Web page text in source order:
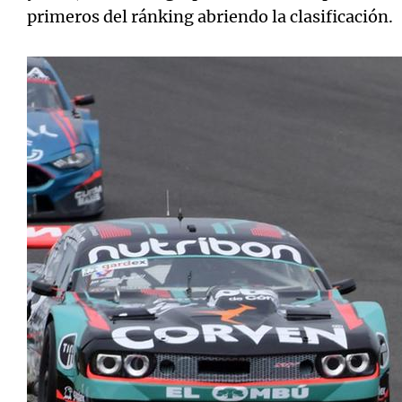
primeros del ránking abriendo la clasificación.